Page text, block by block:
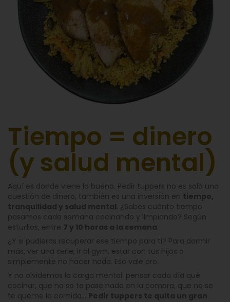
Tiempo = dinero
(y salud mental)
Aquí es donde viene lo bueno. Pedir tuppers no es solo una
cuestión de dinero, también es una inversión en tiempo,
tranquilidad y salud mental . ¿Sabes cuánto tiempo
pasamos cada semana cocinando y limpiando? Según
estudios, entre 7 y 10 horas a la semana
¿Y si pudieras recuperar ese tiempo para ti? Para dormir
más, ver una serie, ir al gym, estar con tus hijos o
simplemente no hacer nada. Eso vale oro.
Y no olvidemos la carga mental: pensar cada día qué
cocinar, que no se te pase nada en la compra, que no se
te queme la comida… Pedir tuppers te quita un gran